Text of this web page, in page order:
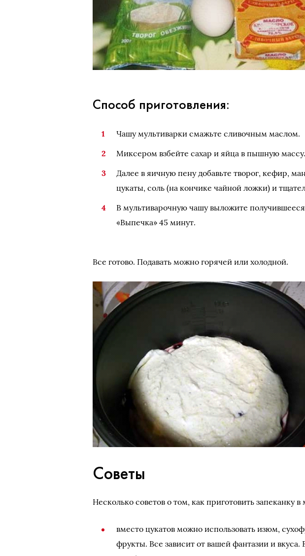
Способ приготовления:
Чашу мультиварки смажьте сливочным маслом.
Миксером взбейте сахар и яйца в пышную
Далее в яичную пену добавьте творог, кефир,
цукаты, соль (на кончике чайной ложки) и
В мультиварочную чашу выложите
«Выпечка» 45 минут.
Все готово. Подавать можно горячей или холодной.
Советы
Несколько советов о том, как приготовить запеканку в
вместо цукатов можно использовать изюм,
фрукты. Все зависит от вашей фантазии и